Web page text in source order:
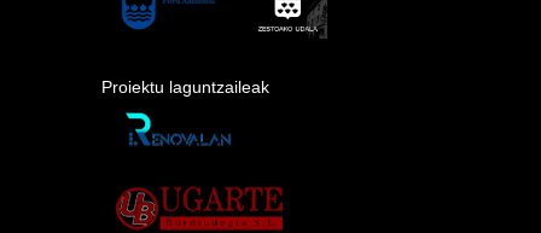
Proiektu laguntzaileak